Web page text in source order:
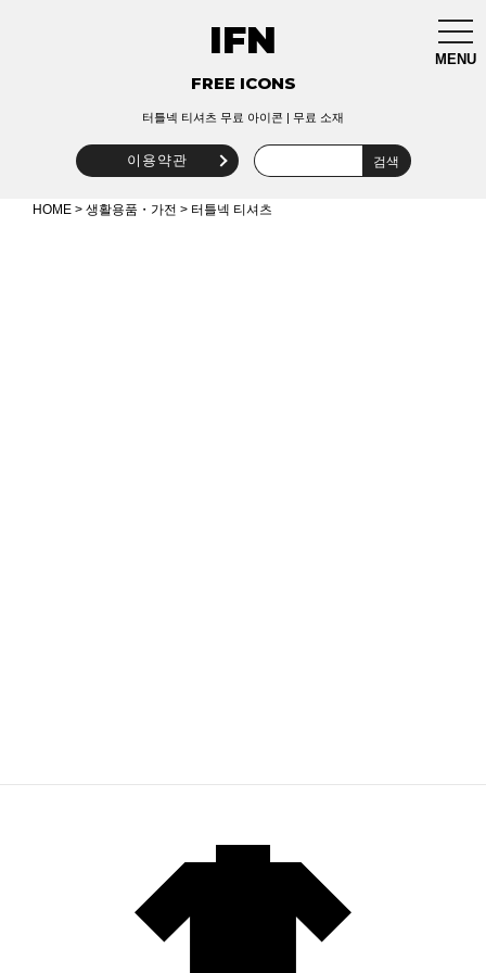
MENU
IFN
FREE ICONS
터틀넥 티셔츠 무료 아이콘 | 무료 소재
이용약관
HOME > 생활용품・가전 > 터틀넥 티셔츠